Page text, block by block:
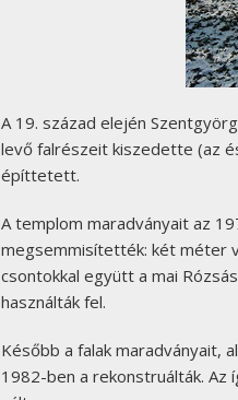
A 19. század elején
levő falrészeit kiszedette (az
építtetett.
A templom maradványait az
megsemmisítették: két méter
csontokkal együtt a mai
használták fel.
Később a falak maradványait,
1982-ben a rekonstruálták.